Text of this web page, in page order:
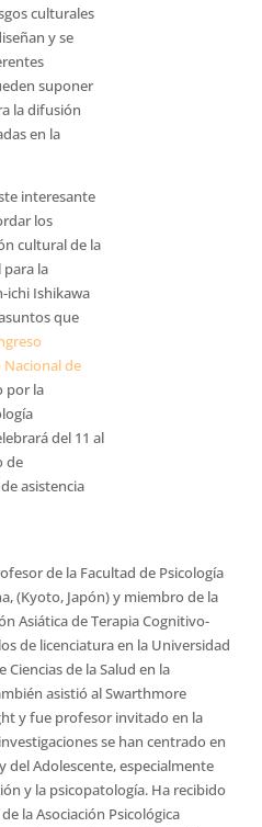
culturales
y se
suponer
la difusión
en la
interesante
los
cultural de la
la
ichi Ishikawa
que
Nacional de
por la
del 11 al
de
asistencia
de la Facultad de Psicología
(Kyoto, Japón) y miembro de la
Asiática de Terapia Cognitivo-
de licenciatura en la Universidad
de la Salud en la
asistió al Swarthmore
y fue profesor invitado en la
se han centrado en
del Adolescente, especialmente
y la psicopatología. Ha recibido
la Asociación Psicológica